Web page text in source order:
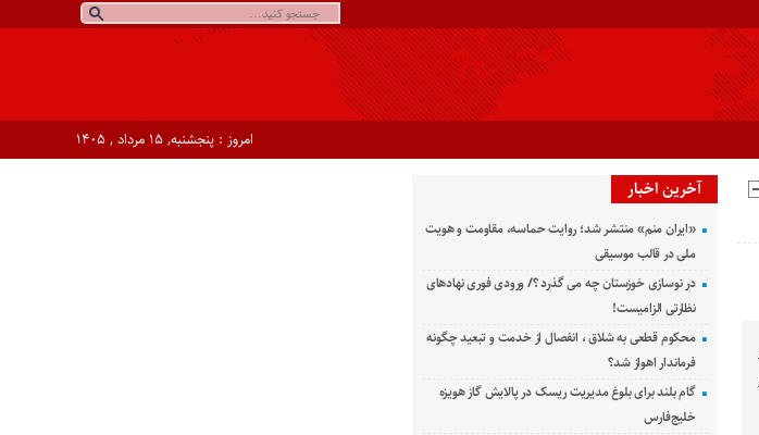
امروز : پنجشنبه, ۱۵ مرداد , ۱۴۰۵
آخرین اخبار
«ایران منم» منتشر شد؛ روایت حماسه، مقاومت و هویت
ملی در قالب موسیقی
در نوسازی خوزستان چه می گذرد ؟/ ورودی فوری نهادهای
نظارتی الزامیست!
محکوم قطعی به شلاق ، انفصال از خدمت و تبعید چگونه
فرماندار اهواز شد؟
گام بلند برای بلوغ مدیریت ریسک در پالایش گاز هویزه
خلیج‌فارس